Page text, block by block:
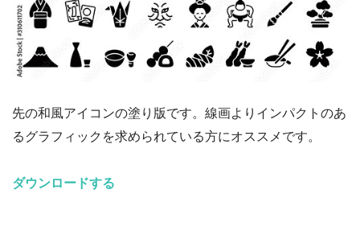
先の和風アイコンの塗り版です。線画よりインパクトのあ
るグラフィックを求められている方にオススメです。
ダウンロードする